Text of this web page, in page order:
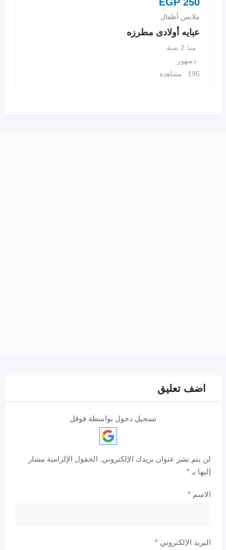
ملابس أطفال
عبايه أولادى مطرزه
منذ 2 سنة
دمنهور
195 مشاهدة
اضف تعليق
تسجيل دخول بواسطة قوقل
لن يتم نشر عنوان بريدك الإلكتروني. الحقول الإلزامية مشار
إليها بـ *
الاسم *
البريد الإلكتروني *